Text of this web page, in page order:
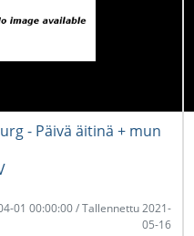
- Päivä äitinä + mun
01 00:00:00 / Tallennettu 2021-
05-16